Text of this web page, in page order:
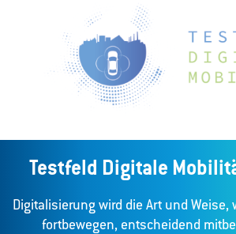
Testfeld Digitale
Digitalisierung wird die Art und
fortbewegen, entscheidend